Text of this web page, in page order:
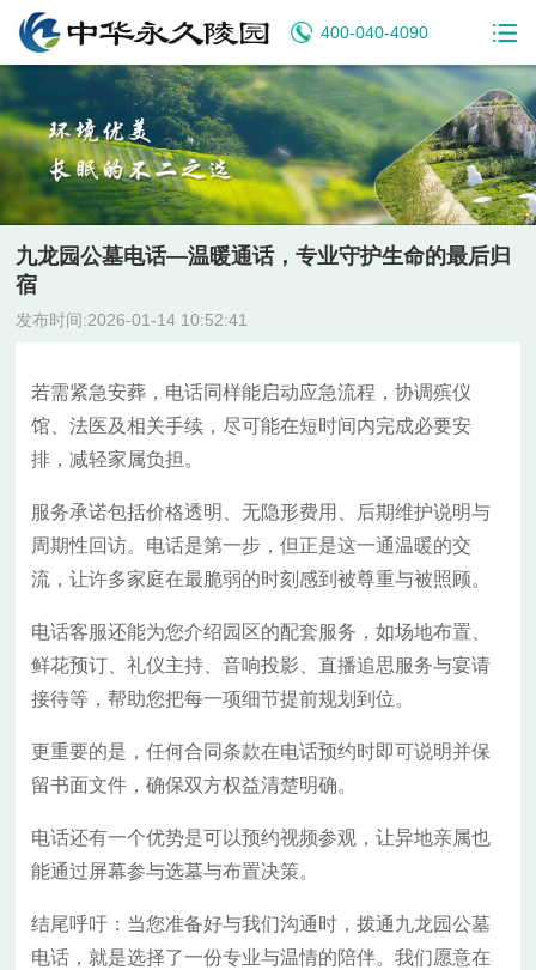
400-040-4090
九龙园公墓电话—温暖通话，专业守护生命的最后归
宿
发布时间:2026-01-14 10:52:41
若需紧急安葬，电话同样能启动应急流程，协调殡仪
馆、法医及相关手续，尽可能在短时间内完成必要安
排，减轻家属负担。
服务承诺包括价格透明、无隐形费用、后期维护说明与
周期性回访。电话是第一步，但正是这一通温暖的交
流，让许多家庭在最脆弱的时刻感到被尊重与被照顾。
电话客服还能为您介绍园区的配套服务，如场地布置、
鲜花预订、礼仪主持、音响投影、直播追思服务与宴请
接待等，帮助您把每一项细节提前规划到位。
更重要的是，任何合同条款在电话预约时即可说明并保
留书面文件，确保双方权益清楚明确。
电话还有一个优势是可以预约视频参观，让异地亲属也
能通过屏幕参与选墓与布置决策。
结尾呼吁：当您准备好与我们沟通时，拨通九龙园公墓
电话，就是选择了一份专业与温情的陪伴。我们愿意在